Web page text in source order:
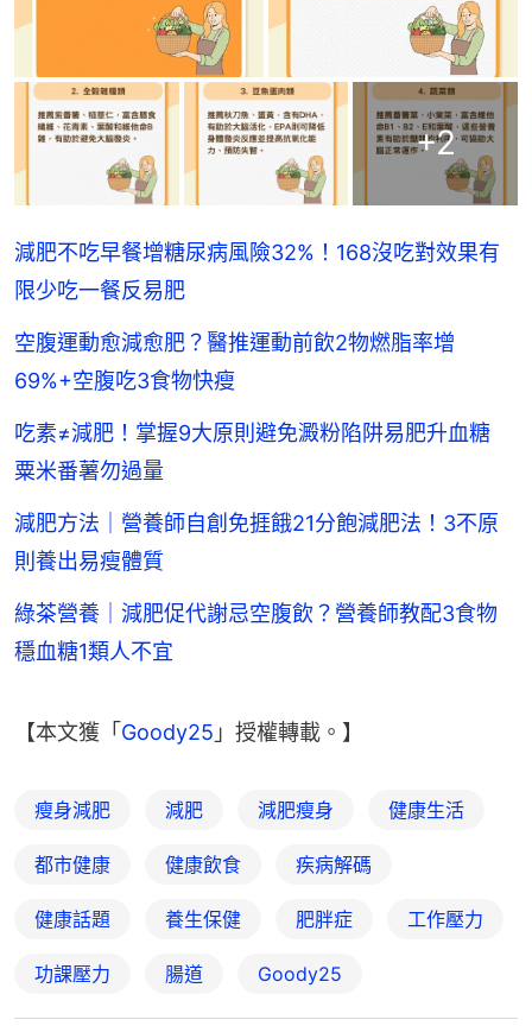
+2
減肥不吃早餐增糖尿病風險32%！168沒吃對效果有
限少吃一餐反易肥
空腹運動愈減愈肥？醫推運動前飲2物燃脂率增
69%+空腹吃3食物快瘦
吃素≠減肥！掌握9大原則避免澱粉陷阱易肥升血糖
粟米番薯勿過量
減肥方法｜營養師自創免捱餓21分飽減肥法！3不原
則養出易瘦體質
綠茶營養｜減肥促代謝忌空腹飲？營養師教配3食物
穩血糖1類人不宜
【本文獲「Goody25 」授權轉載。】
瘦身減肥 減肥 減肥瘦身 健康生活
都市健康 健康飲食 疾病解碼
健康話題 養生保健 肥胖症 工作壓力
功課壓力 腸道 Goody25